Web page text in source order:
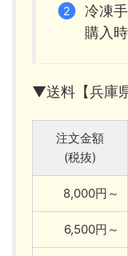
冷凍
購入時
▼送料【兵庫
注文金額
(税抜)
8,000円～
6,500円～